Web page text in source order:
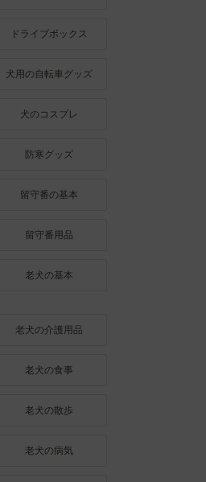
ドライブボックス
犬用の自転車グッズ
犬のコスプレ
防寒グッズ
留守番の基本
留守番用品
老犬の基本
老犬の介護用品
老犬の食事
老犬の散歩
老犬の病気